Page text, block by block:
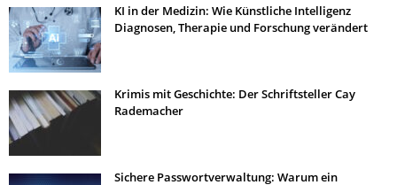
KI in der Medizin: Wie Künstliche Intelligenz
Diagnosen, Therapie und Forschung verändert
Krimis mit Geschichte: Der Schriftsteller Cay
Rademacher
Sichere Passwortverwaltung: Warum ein